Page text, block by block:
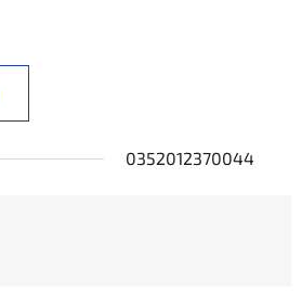
0352012370044